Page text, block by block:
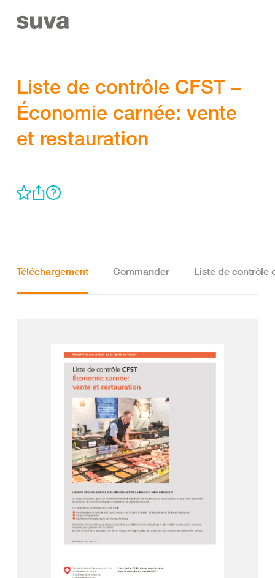
Liste de contrôle CFST –
Économie carnée: vente
et restauration
Téléchargement Commander Liste de contrôle